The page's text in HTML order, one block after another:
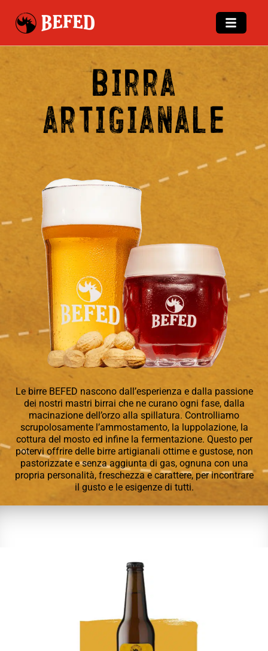
birra
artigianale
Le birre BEFED nascono dall’esperienza e dalla passione
dei nostri mastri birrai che ne curano ogni fase, dalla
macinazione dell’orzo alla spillatura. Controlliamo
scrupolosamente l’ammostamento, la luppolazione, la
cottura del mosto ed infine la fermentazione. Questo per
potervi offrire delle birre artigianali ottime e gustose, non
pastorizzate e senza aggiunta di gas, ognuna con una
propria personalità, freschezza e carattere, per incontrare
il gusto e le esigenze di tutti.